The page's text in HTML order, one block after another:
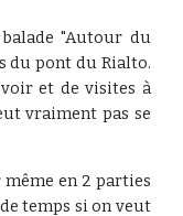
"Autour du
du pont du Rialto.
et de visites à
vraiment pas se
même en 2 parties
temps si on veut